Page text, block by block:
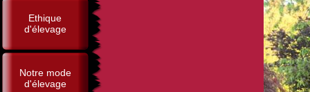
Ethique
d'élevage
Notre mode
d'élevage